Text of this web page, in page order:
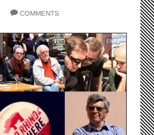
COMMENTS